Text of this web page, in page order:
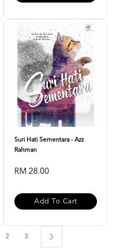
Suri Hati Sementara - Azz
Rahman
RM 28.00
Add To Cart
2 3